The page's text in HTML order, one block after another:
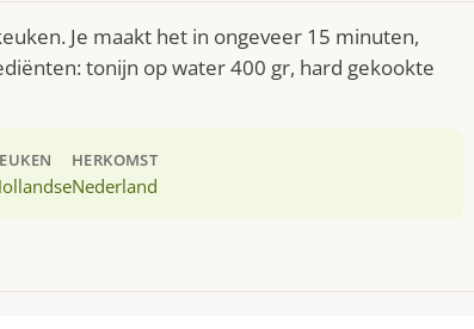
Je maakt het in ongeveer 15 minuten,
tonijn op water 400 gr, hard gekookte
HERKOMST
Nederland